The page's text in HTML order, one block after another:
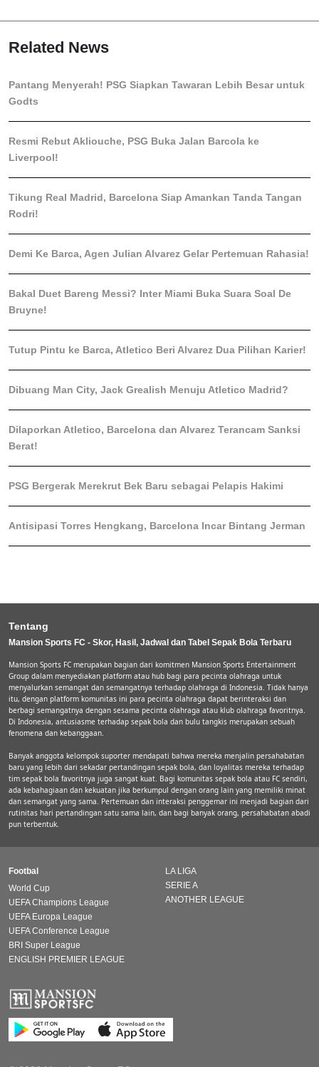
Related News
Pantang Menyerah! PSG Siapkan Tawaran Lebih Besar untuk
Godts
Resmi Rebut Akliouche, PSG Buka Jalan Barcola ke
Liverpool!
Tikung Real Madrid, Barcelona Siap Amankan Tanda Tangan
Rodri!
Demi Ke Barca, Agen Julian Alvarez Gelar Pertemuan Rahasia!
Bakal Duet Bareng Messi? Inter Miami Buka Suara Soal De
Bruyne!
Tutup Pintu ke Barca, Atletico Beri Alvarez Dua Pilihan Karier!
Dibuang Man City, Jack Grealish Menuju Atletico Madrid?
Dilaporkan Atletico, Barcelona dan Alvarez Terancam Sanksi
Berat!
PSG Bergerak Merekrut Bek Baru sebagai Pelapis Hakimi
Antisipasi Torres Hengkang, Barcelona Incar Bintang Jerman
Tentang
Mansion Sports FC - Skor, Hasil, Jadwal dan Tabel Sepak Bola Terbaru
Mansion Sports FC merupakan bagian dari komitmen Mansion Sports Entertainment
Group dalam menyediakan platform atau hub bagi para pecinta olahraga untuk
menyalurkan semangat dan semangatnya terhadap olahraga di Indonesia. Tidak hanya
itu, dengan platform komunitas ini para pecinta olahraga dapat berinteraksi dan
berbagi semangatnya dengan sesama pecinta olahraga atau klub olahraga favoritnya.
Di Indonesia, antusiasme terhadap sepak bola dan bulu tangkis merupakan sebuah
fenomena dan kebanggaan.
Banyak anggota kelompok suporter mendapati bahwa mereka menjalin persahabatan
baru yang lebih dari sekadar pertandingan sepak bola, dan loyalitas mereka terhadap
tim sepak bola favoritnya juga sangat kuat. Bagi komunitas sepak bola atau FC sendiri,
ada kebahagiaan dan kekuatan jika berkumpul dengan orang lain yang memiliki minat
dan semangat yang sama. Pertemuan dan interaksi penggemar ini menjadi bagian dari
rutinitas hari pertandingan satu sama lain, dan bagi banyak orang, persahabatan abadi
pun terbentuk.
Footbal
World Cup
UEFA Champions League
UEFA Europa League
UEFA Conference League
BRI Super League
ENGLISH PREMIER LEAGUE
LA LIGA
SERIE A
ANOTHER LEAGUE